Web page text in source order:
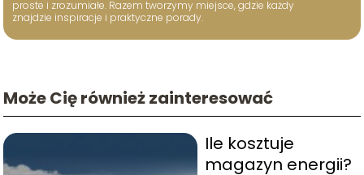
proste i zrozumiałe. Razem tworzymy miejsce, gdzie każdy
znajdzie inspiracje i praktyczne porady.
Może Cię również zainteresować
Ile kosztuje
magazyn energii?